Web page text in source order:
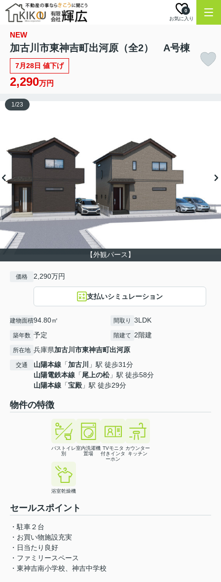
お気に入り
0
NEW
加古川市東神吉町出河原（全2） A号棟
7月28日 値下げ
2,290万円
【外観パース】
1/23
価格 2,290万円
支払いシミュレーション
建物面積94.80㎡ 間取り 3LDK
築年数 予定 階建て 2階建
所在地 兵庫県加古川市東神吉町出河原
交通 山陽本線 「加古川
」駅 徒歩31分
山陽電鉄本線 「尾上の松」駅 徒歩58分
山陽本線 「宝殿 」駅 徒歩29分
物件の特徴
バストイレ
別
室内洗濯機
置場
TVモニタ
付きインタ
ーホン
カウンター
キッチン
浴室乾燥機
セールスポイント
・駐車２台
・お買い物施設充実
・日当たり良好
・ファミリースペース
・東神吉南小学校、神吉中学校